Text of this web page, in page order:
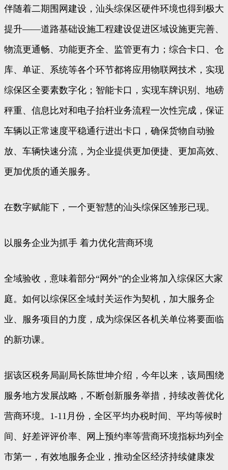
伴随着二期围网建设，汕头综保区硬件环境也得到极大
提升——道路基础设施工程建设促进区域设施更完善、
物流更通畅、功能更齐全、监管更有力；综合卡口、仓
库、单证、系统等各个环节都将应用物联网技术，实现
综保区全要素数字化；智能卡口，实现车牌识别、地磅
秤重、信息比对和电子抬杆业务流程一次性完成，保证
车辆以正常速度平稳通行进出卡口，确保货物自动验
放、车辆快速分流，为企业提供更加便捷、更加高效、
更加优质的通关服务。
在数字赋能下，一个更智慧的汕头综保区雏形已现。
以服务企业为抓手 着力优化营商环境
全域验收，意味着部分“网外”的企业将加入综保区大家
庭。如何以综保区全域封关运作为契机，加大服务企
业、服务项目的力度，成为综保区各机关单位将要面临
的新功课。
据该区税务局副局长陈世坤介绍，今年以来，该局围绕
服务地方发展战略，不断创新服务举措，持续改善优化
营商环境。1-11月份，全区平均办税时间、平均等候时
间、好差评评价率、网上预约率等营商环境指标均列全
市第一，有效地服务企业，推动全区经济持续健康发